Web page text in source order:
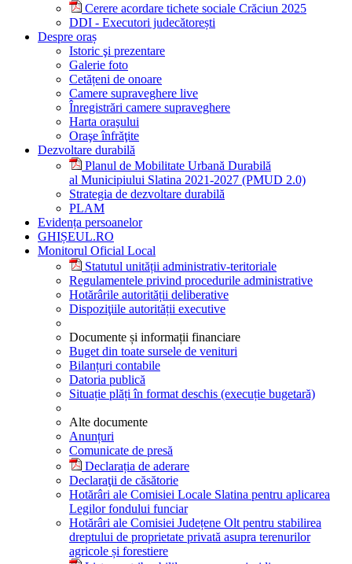
Cerere acordare tichete sociale Crăciun 2025
DDI - Executori judecătorești
Despre oraș
Istoric şi prezentare
Galerie foto
Cetățeni de onoare
Camere supraveghere live
Înregistrări camere supraveghere
Harta oraşului
Oraşe înfrăţite
Dezvoltare durabilă
Planul de Mobilitate Urbană Durabilă
al Municipiului Slatina 2021-2027 (PMUD 2.0)
Strategia de dezvoltare durabilă
PLAM
Evidența persoanelor
GHIȘEUL.RO
Monitorul Oficial Local
Statutul unității administrativ-teritoriale
Regulamentele privind procedurile administrative
Hotărârile autorității deliberative
Dispoziţiile autorității executive
Documente și informații financiare
Buget din toate sursele de venituri
Bilanțuri contabile
Datoria publică
Situație plăți în format deschis (execuție bugetară)
Alte documente
Anunțuri
Comunicate de presă
Declarația de aderare
Declaraţii de căsătorie
Hotărâri ale Comisiei Locale Slatina pentru aplicarea
Legilor fondului funciar
Hotărâri ale Comisiei Județene Olt pentru stabilirea
dreptului de proprietate privată asupra terenurilor
agricole și forestiere